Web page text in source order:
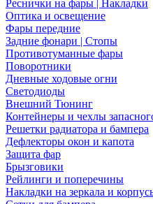
Реснички на фары | Накладки
Оптика и освещение
Фары передние
Задние фонари | Стопы
Противотуманные фары
Поворотники
Дневные ходовые огни
Светодиоды
Внешний Тюнинг
Контейнеры и чехлы
Решетки радиатора и бампера
Дефлекторы окон и капота
Защита фар
Брызговики
Рейлинги и поперечины
Накладки на зеркала и